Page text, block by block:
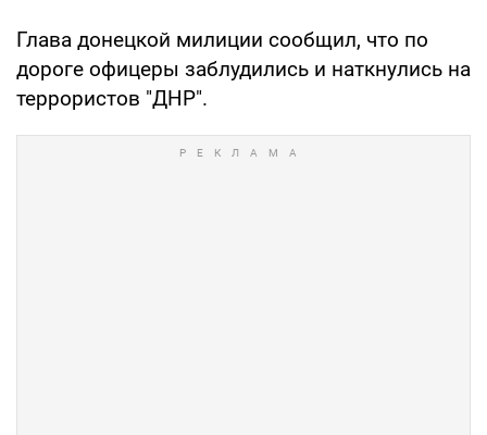
Глава донецкой милиции сообщил, что по
дороге офицеры заблудились и наткнулись на
террористов "ДНР".